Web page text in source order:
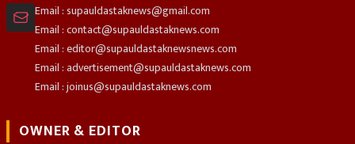
Email : supauldastaknews@gmail.com
Email : contact@supauldastaknews.com
Email : editor@supauldastaknewsnews.com
Email : advertisement@supauldastaknews.com
Email : joinus@supauldastaknews.com
OWNER & EDITOR